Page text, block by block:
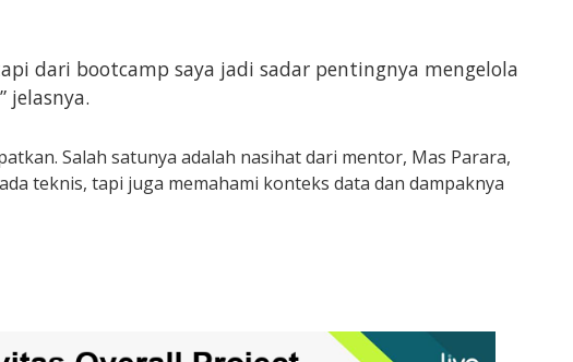
dari bootcamp saya jadi sadar pentingnya mengelola
jelasnya.
Salah satunya adalah nasihat dari mentor, Mas Parara,
teknis, tapi juga memahami konteks data dan dampaknya